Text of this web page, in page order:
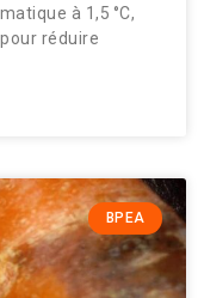
à 1,5 °C,
réduire
BPEA